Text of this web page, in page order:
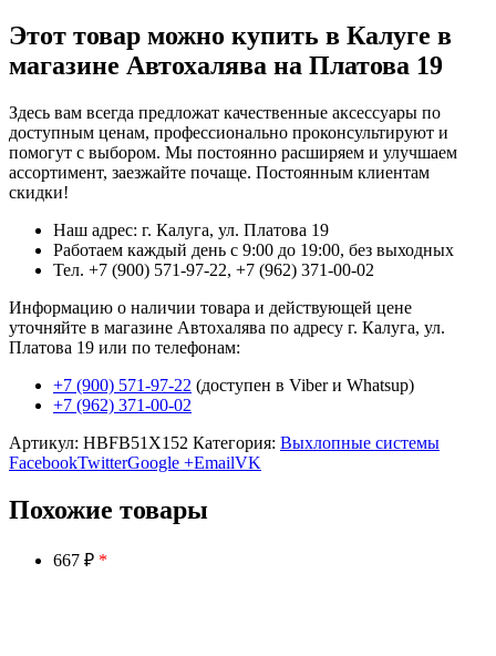
Этот товар можно купить в Калуге в
магазине Автохалява на Платова 19
Здесь вам всегда предложат качественные аксессуары по
доступным ценам, профессионально проконсультируют и
помогут с выбором. Мы постоянно расширяем и улучшаем
ассортимент, заезжайте почаще. Постоянным клиентам
скидки!
Наш адрес: г. Калуга, ул. Платова 19
Работаем каждый день с 9:00 до 19:00, без выходных
Тел. +7 (900) 571-97-22, +7 (962) 371-00-02
Информацию о наличии товара и действующей цене
уточняйте в магазине Автохалява по адресу г. Калуга, ул.
Платова 19 или по телефонам:
+7 (900) 571-97-22 (доступен в Viber и Whatsup)
+7 (962) 371-00-02
Артикул: HBFB51X152 Категория: Выхлопные системы
FacebookTwitterGoogle +EmailVK
Похожие товары
667 ₽ *